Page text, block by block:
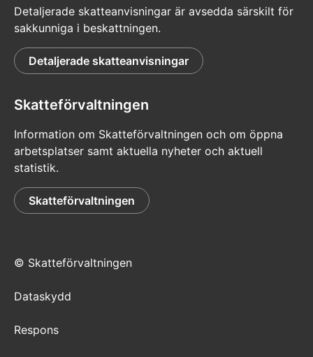
Detaljerade skatteanvisningar är avsedda särskilt för
sakkunniga i beskattningen.
Detaljerade skatteanvisningar
Skatteförvaltningen
Information om Skatteförvaltningen och om öppna
arbetsplatser samt aktuella nyheter och aktuell
statistik.
Skatteförvaltningen
© Skatteförvaltningen
Dataskydd
Respons